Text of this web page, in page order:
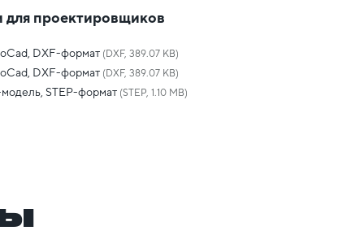
проектировщиков
DXF-формат (DXF, 389.07 KB)
DXF-формат (DXF, 389.07 KB)
STEP-формат (STEP, 1.10 MB)